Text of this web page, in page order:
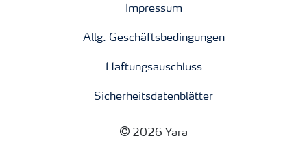
Impressum
Allg. Geschäftsbedingungen
Haftungsauschluss
Sicherheitsdatenblätter
2026 Yara